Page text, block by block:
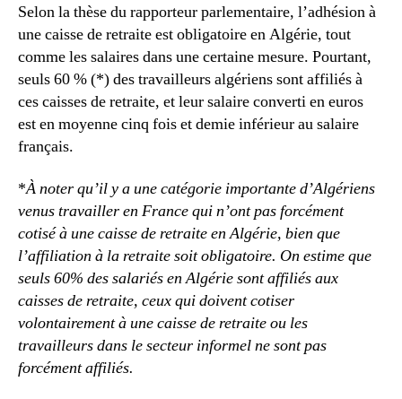
Selon la thèse du rapporteur parlementaire, l’adhésion à
une caisse de retraite est obligatoire en Algérie, tout
comme les salaires dans une certaine mesure. Pourtant,
seuls 60 % (*) des travailleurs algériens sont affiliés à
ces caisses de retraite, et leur salaire converti en euros
est en moyenne cinq fois et demie inférieur au salaire
français.
*À noter qu’il y a une catégorie importante d’Algériens
venus travailler en France qui n’ont pas forcément
cotisé à une caisse de retraite en Algérie, bien que
l’affiliation à la retraite soit obligatoire. On estime que
seuls 60% des salariés en Algérie sont affiliés aux
caisses de retraite, ceux qui doivent cotiser
volontairement à une caisse de retraite ou les
travailleurs dans le secteur informel ne sont pas
forcément affiliés.